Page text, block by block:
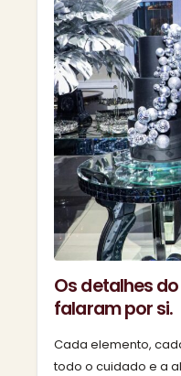
Os detalhes
falaram por si.
Cada elemento,
todo o cuidado e a